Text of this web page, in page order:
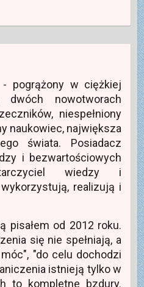
- pogrążony w ciężkiej
nowotworach
niespełniony
naukowiec, największa
świata. Posiadacz
i bezwartościowych
wiedzy i
realizują i
pisałem od 2012 roku.
się nie spełniają, a
"do celu dochodzi
istnieją tylko w
to kompletne bzdury.